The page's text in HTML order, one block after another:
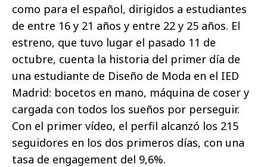
como para el español, dirigidos a estudiantes
de entre 16 y 21 años y entre 22 y 25 años. El
estreno, que tuvo lugar el pasado 11 de
octubre, cuenta la historia del primer día de
una estudiante de Diseño de Moda en el IED
Madrid: bocetos en mano, máquina de coser y
cargada con todos los sueños por perseguir.
Con el primer vídeo, el perfil alcanzó los 215
seguidores en los dos primeros días, con una
tasa de engagement del 9,6%.